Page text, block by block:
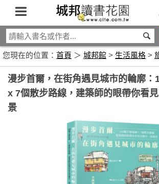
您現在的位置： 首頁 ＞ 城邦館 > 生活風格 >
漫步首爾，在街角遇見城市的輪廓：
x 7個散步路線，建築師的眼帶你看
景